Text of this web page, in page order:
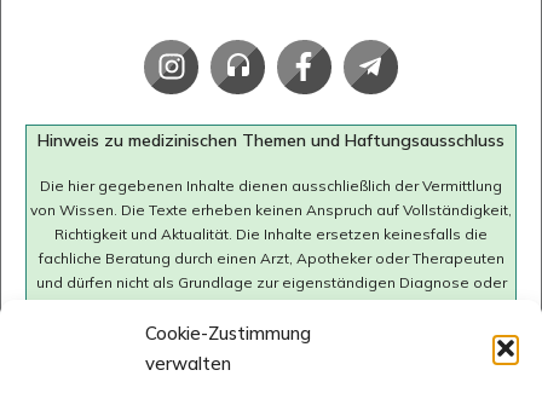
Cookie-Zustimmung
verwalten
Hinweis zu medizinischen Themen und Haftungsausschluss
Die hier gegebenen Inhalte dienen ausschließlich der Vermittlung
von Wissen. Die Texte erheben keinen Anspruch auf Vollständigkeit,
Richtigkeit und Aktualität. Die Inhalte ersetzen keinesfalls die
fachliche Beratung durch einen Arzt, Apotheker oder Therapeuten
und dürfen nicht als Grundlage zur eigenständigen Diagnose oder
gesundheitlichen Fragen oder Beschwerden soll immer ein Arzt
konsultiert werden. Wir übernehmen keine Haftung für mögliche